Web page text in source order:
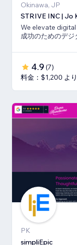
Okinawa, JP
STRIVE INC | Jo
We elevate
成功のためのデ
4.9 (7)
料金：$1,200 より
PK
simpliEpic